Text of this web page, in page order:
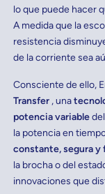
lo que puede hacer
A medida que la
resistencia
de la corriente sea
Consciente de ello,
Transfer , una
potencia variable
la potencia en
constante, segura y
la brocha o del
innovaciones que